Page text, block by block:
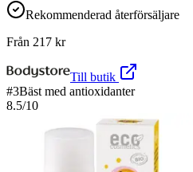
Rekommenderad återförsäljare
Från 217 kr
Till butik
#3Bäst med antioxidanter
8.5/10